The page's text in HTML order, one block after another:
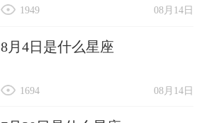
08月14日
1949
8月4日是什么星座
08月14日
1694